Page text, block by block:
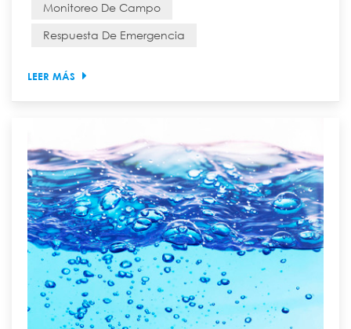
descubierto en la selva profunda de la montaña? En
el pasado, responder a estas preguntas requería un
Monitoreo De Campo
Respuesta De Emergencia
LEER MÁS